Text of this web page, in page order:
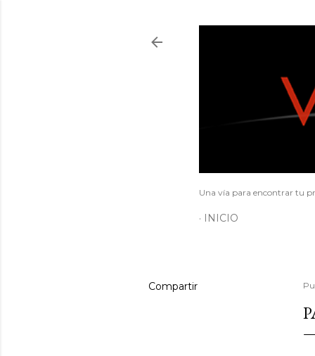
Una vía para encontrar tu
INICIO
Compartir